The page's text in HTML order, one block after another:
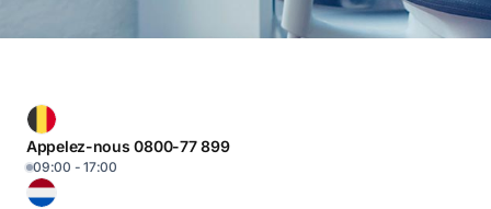
Appelez-nous 0800-77 899
09:00 - 17:00